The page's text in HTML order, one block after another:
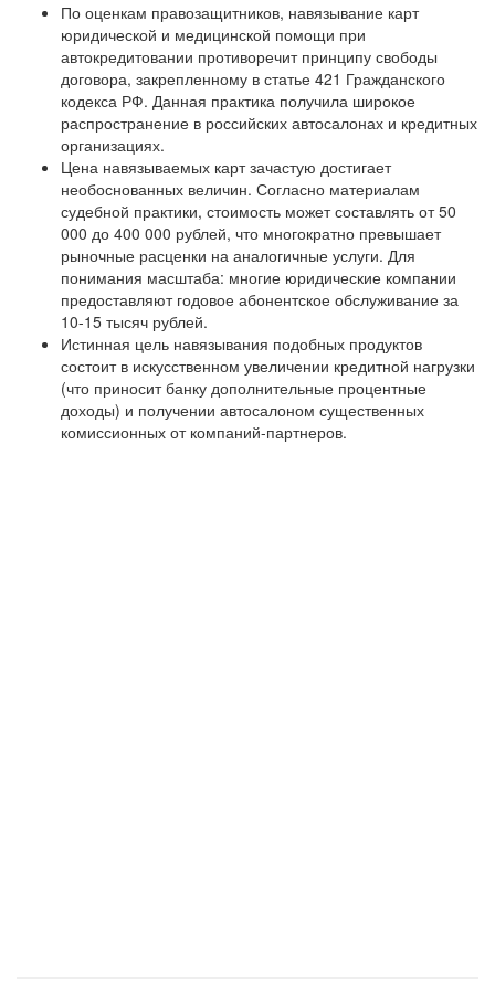
По оценкам правозащитников, навязывание карт
юридической и медицинской помощи при
автокредитовании противоречит принципу свободы
договора, закрепленному в статье 421 Гражданского
кодекса РФ. Данная практика получила широкое
распространение в российских автосалонах и кредитных
организациях.
Цена навязываемых карт зачастую достигает
необоснованных величин. Согласно материалам
судебной практики, стоимость может составлять от 50
000 до 400 000 рублей, что многократно превышает
рыночные расценки на аналогичные услуги. Для
понимания масштаба: многие юридические компании
предоставляют годовое абонентское обслуживание за
10-15 тысяч рублей.
Истинная цель навязывания подобных продуктов
состоит в искусственном увеличении кредитной нагрузки
(что приносит банку дополнительные процентные
доходы) и получении автосалоном существенных
комиссионных от компаний-партнеров.